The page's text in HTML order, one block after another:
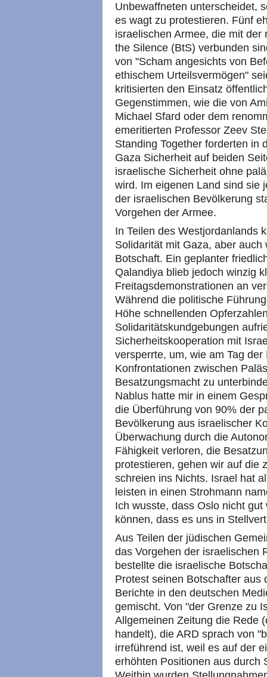
Unbewaffneten unterscheidet,
es wagt zu protestieren. Fünf
israelischen Armee, die mit
the Silence (BtS) verbunden
von "Scham angesichts von
ethischem Urteilsvermögen"
kritisierten den Einsatz
Gegenstimmen, wie die von
Michael Sfard oder dem
emeritierten Professor Zeev
Standing Together forderten in
Gaza Sicherheit auf beiden
israelische Sicherheit ohne
wird. Im eigenen Land sind sie
der israelischen Bevölkerung
Vorgehen der Armee.
In Teilen des Westjordanlands
Solidarität mit Gaza, aber
Botschaft. Ein geplanter
Qalandiya blieb jedoch winzig
Freitagsdemonstrationen an
Während die politische
Höhe schnellenden
Solidaritätskundgebungen
Sicherheitskooperation mit
versperrte, um, wie am Tag
Konfrontationen zwischen
Besatzungsmacht zu
Nablus hatte mir in einem
die Überführung von 90% der
Bevölkerung aus israelischer
Überwachung durch die
Fähigkeit verloren, die
protestieren, gehen wir auf die
schreien ins Nichts. Israel hat
leisten in einen Strohmann
Ich wusste, dass Oslo nicht
können, dass es uns in
Aus Teilen der jüdischen
das Vorgehen der israelischen
bestellte die israelische
Protest seinen Botschafter aus
Berichte in den deutschen
gemischt. Von "der Grenze zu
Allgemeinen Zeitung die Rede
handelt), die ARD sprach von
irreführend ist, weil es auf der
erhöhten Positionen aus durch